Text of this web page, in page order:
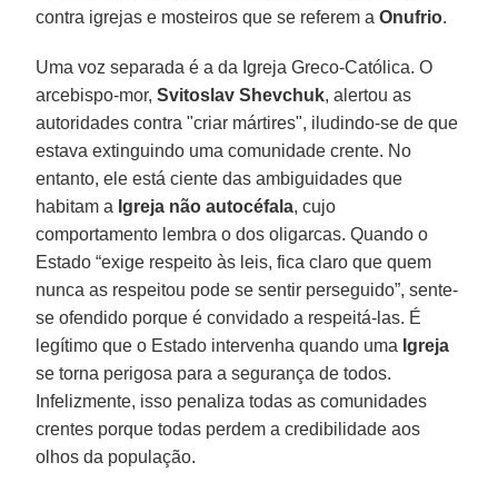
contra igrejas e mosteiros que se referem aOnufrio.
Uma voz separada é a da Igreja Greco-Católica. O
arcebispo-mor,Svitoslav Shevchuk, alertou as
autoridades contra "criar mártires", iludindo-se de que
estava extinguindo uma comunidade crente. No
entanto, ele está ciente das ambiguidades que
habitam a Igreja não autocéfala, cujo
comportamento lembra o dos oligarcas. Quando o
Estado “exige respeito às leis, fica claro que quem
nunca as respeitou pode se sentir perseguido”, sente-
se ofendido porque é convidado a respeitá-las. É
legítimo que o Estado intervenha quando uma Igreja
se torna perigosa para a segurança de todos.
Infelizmente, isso penaliza todas as comunidades
crentes porque todas perdem a credibilidade aos
olhos da população.